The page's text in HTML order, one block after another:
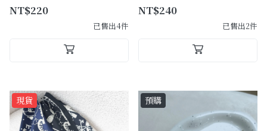
NT$220
已售出4件
NT$240
已售出2件
現貨 預購